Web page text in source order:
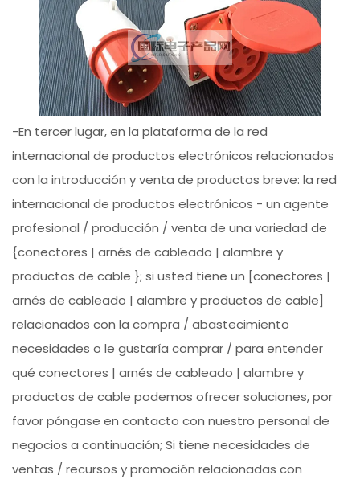
-En tercer lugar, en la plataforma de la red
internacional de productos electrónicos relacionados
con la introducción y venta de productos breve: la red
internacional de productos electrónicos - un agente
profesional / producción / venta de una variedad de
{conectores | arnés de cableado | alambre y
productos de cable }; si usted tiene un [conectores |
arnés de cableado | alambre y productos de cable]
relacionados con la compra / abastecimiento
necesidades o le gustaría comprar / para entender
qué conectores | arnés de cableado | alambre y
productos de cable podemos ofrecer soluciones, por
favor póngase en contacto con nuestro personal de
negocios a continuación; Si tiene necesidades de
ventas / recursos y promoción relacionadas con